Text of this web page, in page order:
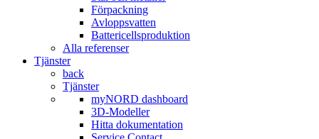
Förpackning
Avloppsvatten
Battericellsproduktion
Alla referenser
Tjänster
back
Tjänster
myNORD dashboard
3D-Modeller
Hitta dokumentation